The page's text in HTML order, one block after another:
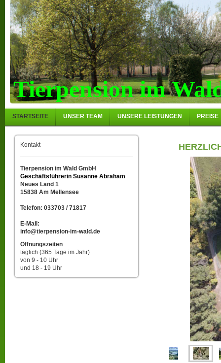
Tierpension im
STARTSEITE UNSER TEAM UNSERE LEISTUNGEN PREISE
Kontakt
Tierpension im Wald GmbH
Geschäftsführerin Susanne Abraham
Neues Land 1
15838 Am Mellensee
Telefon: 033703 / 71817
E-Mail:
info@tierpension-im-wald.de
Öffnungszeiten
täglich (365 Tage im Jahr)
von 9 - 10 Uhr
und 18 - 19 Uhr